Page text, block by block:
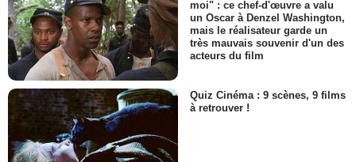
moi" : ce chef-d'œuvre a valu
un Oscar à Denzel Washington,
mais le réalisateur garde un
très mauvais souvenir d'un des
acteurs du film
Quiz Cinéma : 9 scènes, 9 films
à retrouver !